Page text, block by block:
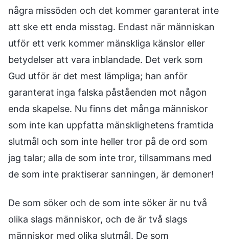
några missöden och det kommer garanterat inte
att ske ett enda misstag. Endast när människan
utför ett verk kommer mänskliga känslor eller
betydelser att vara inblandade. Det verk som
Gud utför är det mest lämpliga; han anför
garanterat inga falska påståenden mot någon
enda skapelse. Nu finns det många människor
som inte kan uppfatta mänsklighetens framtida
slutmål och som inte heller tror på de ord som
jag talar; alla de som inte tror, tillsammans med
de som inte praktiserar sanningen, är demoner!
De som söker och de som inte söker är nu två
olika slags människor, och de är två slags
människor med olika slutmål. De som